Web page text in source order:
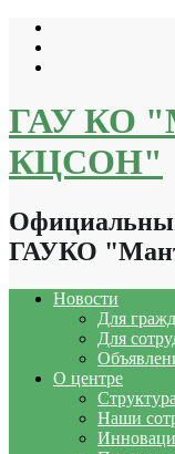
Перейти
содержимому
ГАУ КО
КЦСОН"
ГАУКО
Новости
Для
Для
О центре
Наши